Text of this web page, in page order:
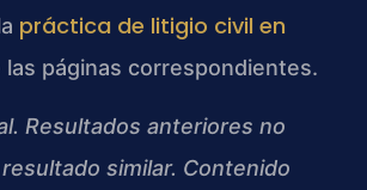
práctica de litigio civil en
las páginas correspondientes.
Resultados anteriores no
similar. Contenido